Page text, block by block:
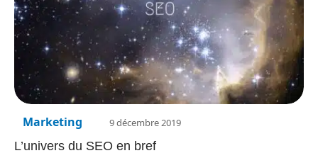
Marketing 9 décembre 2019
L’univers du SEO en bref